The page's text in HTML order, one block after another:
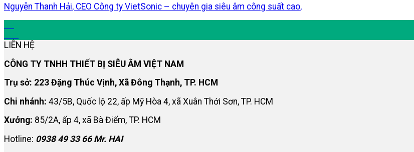
Nguyễn Thanh Hải, CEO Công ty VietSonic – chuyên gia siêu âm công suất cao,
LIÊN HỆ
CÔNG TY TNHH THIẾT BỊ SIÊU ÂM VIỆT NAM
Trụ sở: 223 Đặng Thúc Vịnh, Xã Đông Thạnh, TP. HCM
Chi nhánh: 43/5B, Quốc lộ 22, ấp Mỹ Hòa 4, xã Xuân Thới Sơn, TP. HCM
Xưởng: 85/2A, ấp 4, xã Bà Điểm, TP. HCM
Hotline: 0938 49 33 66 Mr. HAI